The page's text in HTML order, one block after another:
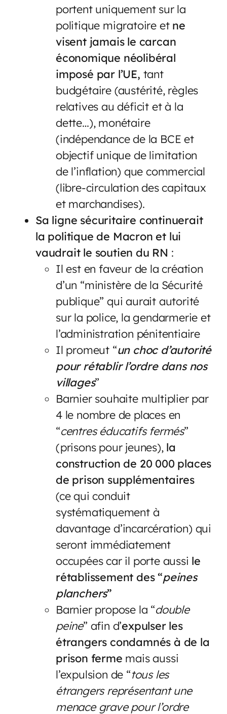
portent uniquement sur la
politique migratoire et ne
visent jamais le carcan
économique néolibéral
imposé par l’UE, tant
budgétaire (austérité, règles
relatives au déficit et à la
dette…), monétaire
(indépendance de la BCE et
objectif unique de limitation
de l’inflation) que commercial
(libre-circulation des capitaux
et marchandises).
Sa ligne sécuritaire continuerait
la politique de Macron et lui
vaudrait le soutien du RN :
Il est en faveur de la création
d’un “ministère de la Sécurité
publique” qui aurait autorité
sur la police, la gendarmerie et
l’administration pénitentiaire
Il promeut “un choc d’autorité
pour rétablir l’ordre dans nos
villages”
Barnier souhaite multiplier par
4 le nombre de places en
“centres éducatifs fermés”
(prisons pour jeunes), la
construction de 20 000 places
de prison supplémentaires
(ce qui conduit
systématiquement à
davantage d’incarcération) qui
seront immédiatement
occupées car il porte aussi le
rétablissement des “peines
planchers”
Barnier propose la “double
peine” afin d’expulser les
étrangers condamnés à de la
prison ferme mais aussi
l’expulsion de “tous les
étrangers représentant une
menace grave pour l’ordre